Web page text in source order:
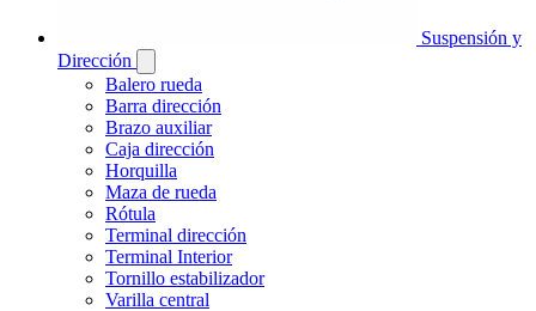
Suspensión y
Dirección
Balero rueda
Barra dirección
Brazo auxiliar
Caja dirección
Horquilla
Maza de rueda
Rótula
Terminal dirección
Terminal Interior
Tornillo estabilizador
Varilla central